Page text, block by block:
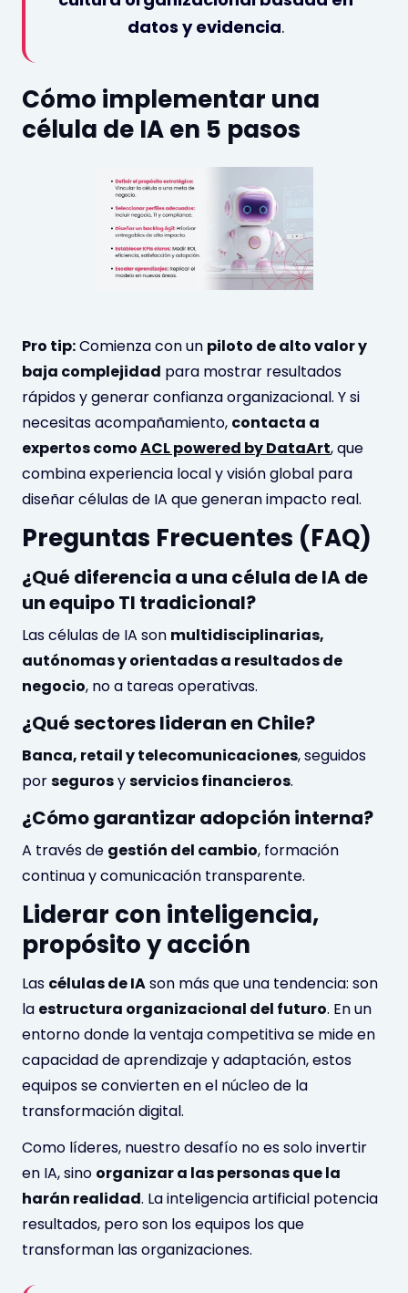
datos y evidencia.
Cómo implementar una
célula de IA en 5 pasos
Pro tip:Comienza con un piloto de alto valor y
baja complejidad para mostrar resultados
rápidos y generar confianza organizacional. Y si
necesitas acompañamiento, contacta a
expertos comoACL powered by DataArt, que
combina experiencia local y visión global para
diseñar células de IA que generan impacto real.
Preguntas Frecuentes (FAQ)
¿Qué diferencia a una célula de IA de
un equipo TI tradicional?
Las células de IA son multidisciplinarias,
autónomas y orientadas a resultados de
negocio, no a tareas operativas.
¿Qué sectores lideran en Chile?
Banca, retail y telecomunicaciones, seguidos
porsegurosyservicios financieros.
¿Cómo garantizar adopción interna?
A través de gestión del cambio, formación
continua y comunicación transparente.
Liderar con inteligencia,
propósito y acción
Las células de IAson más que una tendencia: son
la estructura organizacional del futuro. En un
entorno donde la ventaja competitiva se mide en
capacidad de aprendizaje y adaptación, estos
equipos se convierten en el núcleo de la
transformación digital.
Como líderes, nuestro desafío no es solo invertir
en IA, sino organizar a las personas que la
harán realidad. La inteligencia artificial potencia
resultados, pero son los equipos los que
transforman las organizaciones.